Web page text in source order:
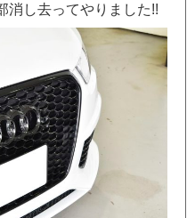
消し去ってやりました!!